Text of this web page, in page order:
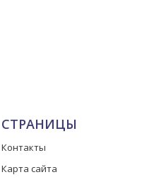
СТРАНИЦЫ
Контакты
Карта сайта